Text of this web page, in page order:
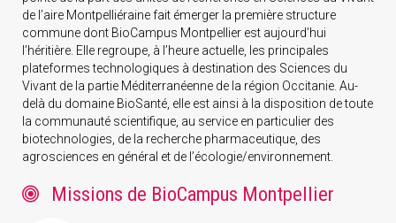
de l’aire Montpelliéraine fait émerger la première structure
commune dont BioCampus Montpellier est aujourd’hui
l’héritière. Elle regroupe, à l’heure actuelle, les principales
plateformes technologiques à destination des Sciences du
Vivant de la partie Méditerranéenne de la région Occitanie. Au-
delà du domaine BioSanté, elle est ainsi à la disposition de toute
la communauté scientifique, au service en particulier des
biotechnologies, de la recherche pharmaceutique, des
agrosciences en général et de l’écologie/environnement.
Missions de BioCampus Montpellier